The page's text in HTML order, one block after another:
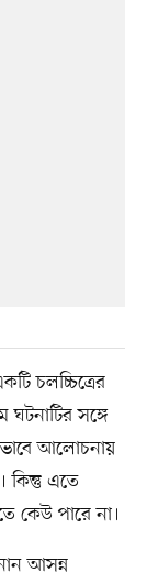
চলচ্চিত্রের
সঙ্গে
আলোচনায়
কিন্তু এতে
কেউ পারে না।
আসন্ন